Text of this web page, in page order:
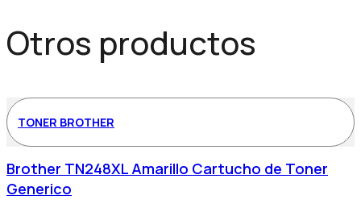
Otros productos
TONER BROTHER
Brother TN248XL Amarillo Cartucho de Toner
Generico